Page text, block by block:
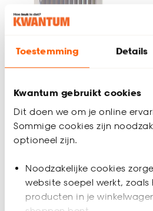
Toestemming Details
Kwantum gebruikt cookies
Dit doen we om je online
Sommige cookies zijn
optioneel zijn.
Noodzakelijke cookies
website soepel werkt,
producten in je
Fenstr Lamellen Tijl
Zand
107.69